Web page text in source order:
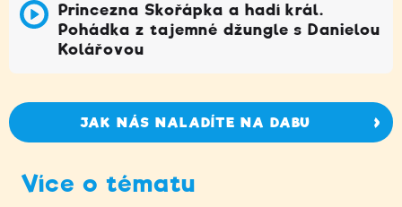
Princezna Skořápka a hadí král.
Pohádka z tajemné džungle s Danielou
Kolářovou
JAK NÁS NALADÍTE NA DABU
Více o tématu